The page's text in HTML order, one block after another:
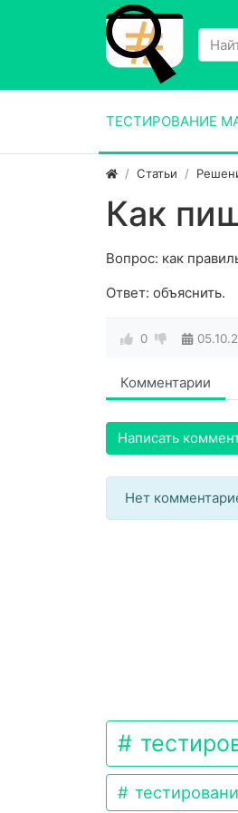
ТЕСТИРОВАНИЕ
Статьи
Как
Вопрос: как
Ответ: объяснить.
0
Комментарии
Написать
Нет